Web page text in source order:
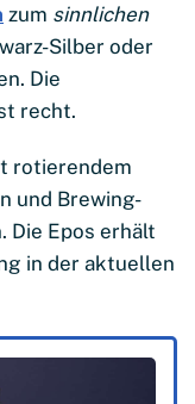
zum sinnlichen
Silber oder
Die
recht.
rotierendem
und Brewing-
Die Epos erhält
in der aktuellen